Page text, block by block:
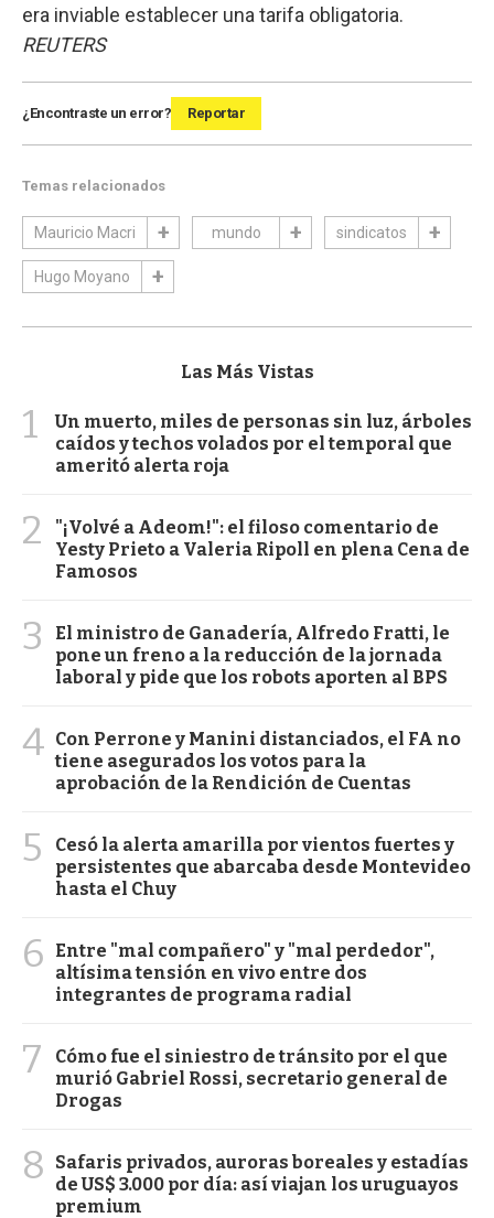
era inviable establecer una tarifa obligatoria.
REUTERS
¿Encontraste un error? Reportar
Temas relacionados
Mauricio Macri mundo sindicatos
Hugo Moyano
Las Más Vistas
1
Un muerto, miles de personas sin luz, árboles
caídos y techos volados por el temporal que
ameritó alerta roja
2
"¡Volvé a Adeom!": el filoso comentario de
Yesty Prieto a Valeria Ripoll en plena Cena de
Famosos
3
El ministro de Ganadería, Alfredo Fratti, le
pone un freno a la reducción de la jornada
laboral y pide que los robots aporten al BPS
4 Con Perrone y Manini distanciados, el FA no
tiene asegurados los votos para la
aprobación de la Rendición de Cuentas
5
Cesó la alerta amarilla por vientos fuertes y
persistentes que abarcaba desde Montevideo
hasta el Chuy
6
Entre "mal compañero" y "mal perdedor",
altísima tensión en vivo entre dos
integrantes de programa radial
7
Cómo fue el siniestro de tránsito por el que
murió Gabriel Rossi, secretario general de
Drogas
8
Safaris privados, auroras boreales y estadías
de US$ 3.000 por día: así viajan los uruguayos
premium